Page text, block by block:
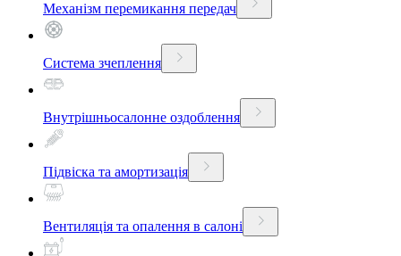
Механізм перемикання передач
Система зчеплення
Внутрішньосалонне оздоблення
Підвіска та амортизація
Вентиляція та опалення в салоні